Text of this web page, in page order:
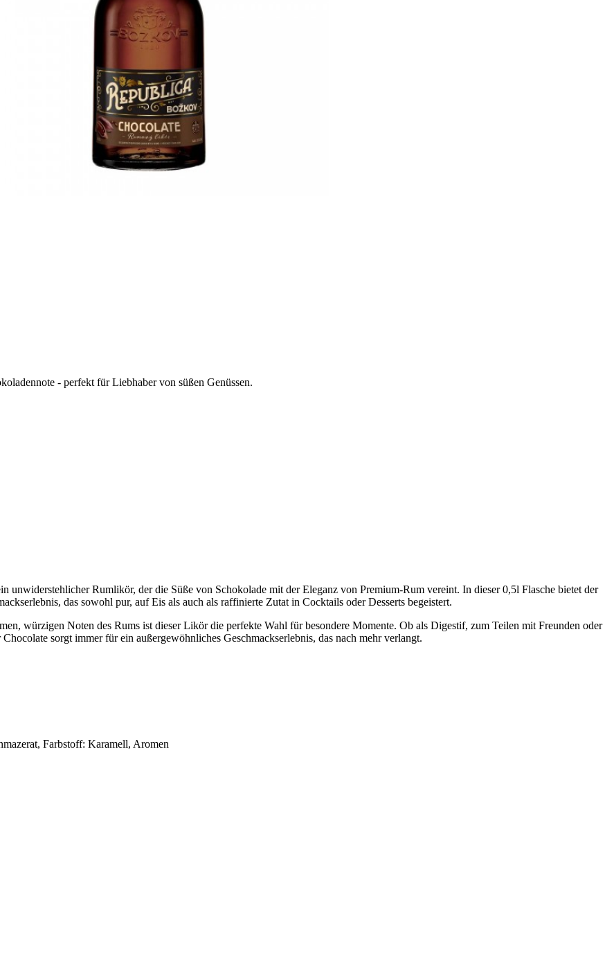
- perfekt für Liebhaber von süßen Genüssen.
Rumlikör, der die Süße von Schokolade mit der Eleganz von Premium-Rum vereint. In dieser 0,5l Flasche bietet der
das sowohl pur, auf Eis als auch als raffinierte Zutat in Cocktails oder Desserts begeistert.
würzigen Noten des Rums ist dieser Likör die perfekte Wahl für besondere Momente. Ob als Digestif, zum Teilen mit Freunden oder
sorgt immer für ein außergewöhnliches Geschmackserlebnis, das nach mehr verlangt.
Farbstoff: Karamell, Aromen